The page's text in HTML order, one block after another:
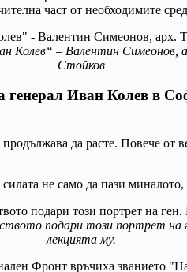
част от необходимите
– Валентин Симеонов,
Стойков
Иван Колев в
да расте. Повече
не само да пази
подари този портрет на
лекцията му.